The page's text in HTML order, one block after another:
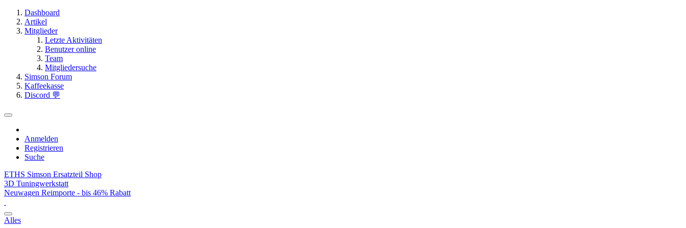
Dashboard
Artikel
Mitglieder
Letzte Aktivitäten
Benutzer online
Team
Mitgliedersuche
Simson Forum
Kaffeekasse
Discord 💬
Anmelden
Registrieren
Suche
ETHS Simson Ersatzteil Shop
3D Tuningwerkstatt
Neuwagen Reimporte - bis 46% Rabatt
Alles